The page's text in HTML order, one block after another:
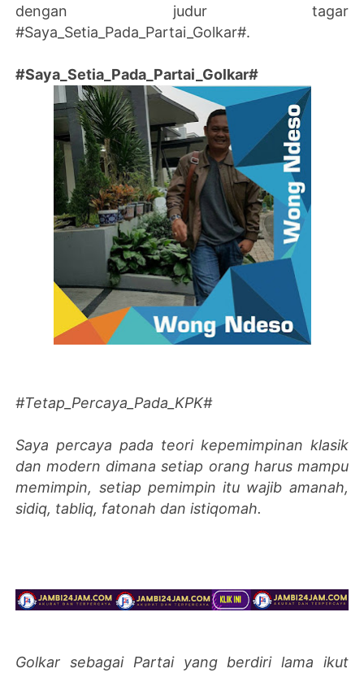
dengan judur tagar
#Saya_Setia_Pada_Partai_Golkar#.
#Saya_Setia_Pada_Partai_Golkar#
#Tetap_Percaya_Pada_KPK#
Saya percaya pada teori kepemimpinan klasik
dan modern dimana setiap orang harus mampu
memimpin, setiap pemimpin itu wajib amanah,
sidiq, tabliq, fatonah dan istiqomah.
Golkar sebagai Partai yang berdiri lama ikut